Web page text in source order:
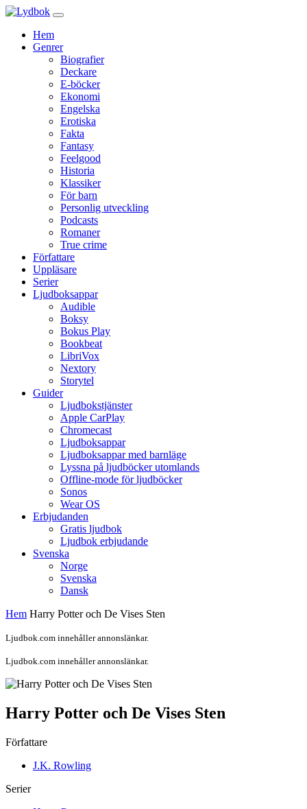
Hem
Genrer
Biografier
Deckare
E-böcker
Ekonomi
Engelska
Erotiska
Fakta
Fantasy
Feelgood
Historia
Klassiker
För barn
Personlig utveckling
Podcasts
Romaner
True crime
Författare
Uppläsare
Serier
Ljudboksappar
Audible
Boksy
Bokus Play
Bookbeat
LibriVox
Nextory
Storytel
Guider
Ljudbokstjänster
Apple CarPlay
Chromecast
Ljudboksappar
Ljudboksappar med barnläge
Lyssna på ljudböcker utomlands
Offline-mode för ljudböcker
Sonos
Wear OS
Erbjudanden
Gratis ljudbok
Ljudbok erbjudande
Svenska
Norge
Svenska
Dansk
Hem Harry Potter och De Vises Sten
Ljudbok.com innehåller annonslänkar.
Ljudbok.com innehåller annonslänkar.
Harry Potter och De Vises Sten
Författare
J.K. Rowling
Serier